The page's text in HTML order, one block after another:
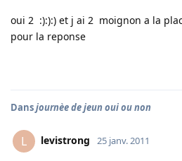
oui 2 :):):) et j ai 2 moignon a la
pour la reponse
Dansjournèe de jeun oui ou non
L levistrong 25 janv. 2011